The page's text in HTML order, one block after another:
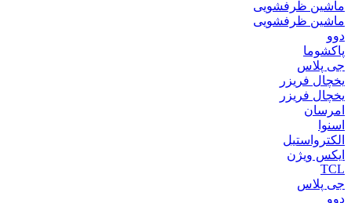
ماشین ظرفشویی
ماشین ظرفشویی
دوو
پاکشوما
جی پلاس
یخچال فریزر
یخچال فریزر
امرسان
اسنوا
الکترواستیل
ایکس ویژن
TCL
جی پلاس
دوو